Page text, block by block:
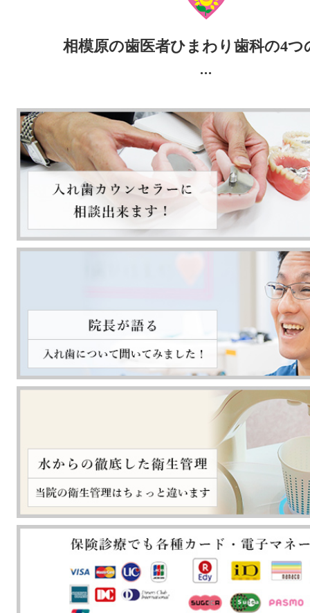
相模原の歯医者ひまわり歯科の4つ